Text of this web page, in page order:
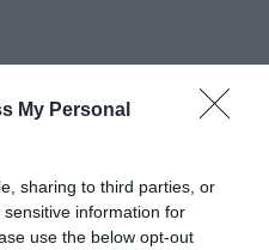
My Personal
sharing to third parties, or
information for
use the below opt-out